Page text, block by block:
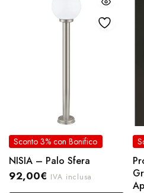
Sconto 3% con Bonifico
NISIA – Palo Sfera
92,00€ IVA inclusa